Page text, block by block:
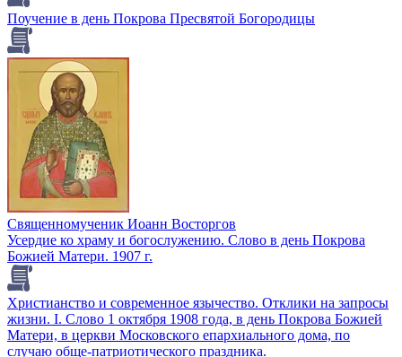
Поучение в день Покрова Пресвятой Богородицы
Священномученик Иоанн Восторгов
Усердие ко храму и богослужению. Слово в день Покрова
Божией Матери. 1907 г.
Христианство и современное язычество. Отклики на запросы
жизни. I. Слово 1 октября 1908 года, в день Покрова Божией
Матери, в церкви Московского епархиального дома, по
случаю обще-патриотического праздника.